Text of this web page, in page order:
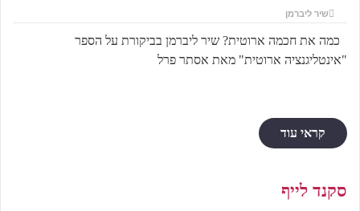
שיר ליברמן
כמה את חכמה ארוטית? שיר ליברמן בביקורת על הספר
"אינטליגנציה ארוטית" מאת אסתר פרל
קראי עוד
סקנד לייף